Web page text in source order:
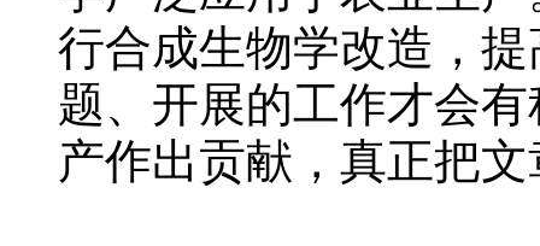
行合成生物学改造，
题、开展的工作才会
产作出贡献，真正把